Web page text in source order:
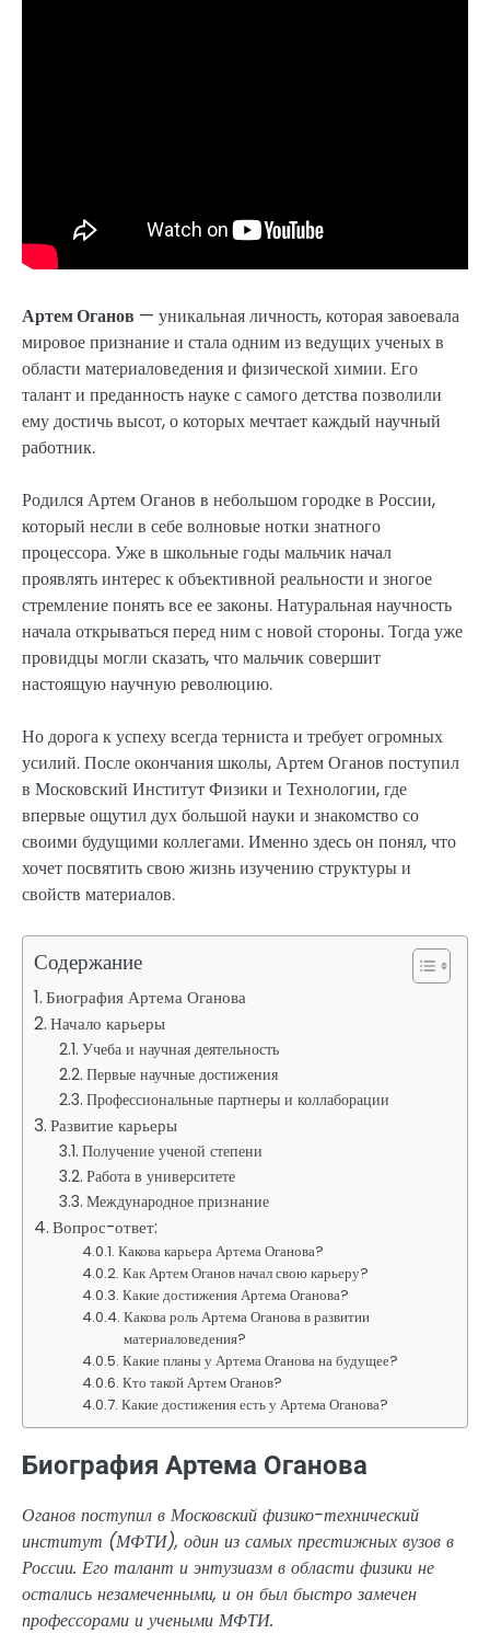
Артем Оганов — уникальная личность, которая завоевала
мировое признание и стала одним из ведущих ученых в
области материаловедения и физической химии. Его
талант и преданность науке с самого детства позволили
ему достичь высот, о которых мечтает каждый научный
работник.
Родился Артем Оганов в небольшом городке в России,
который несли в себе волновые нотки знатного
процессора. Уже в школьные годы мальчик начал
проявлять интерес к объективной реальности и зногое
стремление понять все ее законы. Натуральная научность
начала открываться перед ним с новой стороны. Тогда уже
провидцы могли сказать, что мальчик совершит
настоящую научную революцию.
Но дорога к успеху всегда терниста и требует огромных
усилий. После окончания школы, Артем Оганов поступил
в Московский Институт Физики и Технологии, где
впервые ощутил дух большой науки и знакомство со
своими будущими коллегами. Именно здесь он понял, что
хочет посвятить свою жизнь изучению структуры и
свойств материалов.
Содержание
Биография Артема Оганова
Начало карьеры
Учеба и научная деятельность
Первые научные достижения
Профессиональные партнеры и коллаборации
Развитие карьеры
Получение ученой степени
Работа в университете
Международное признание
Вопрос-ответ:
Какова карьера Артема Оганова?
Как Артем Оганов начал свою карьеру?
Какие достижения Артема Оганова?
Какова роль Артема Оганова в развитии
материаловедения?
Какие планы у Артема Оганова на будущее?
Кто такой Артем Оганов?
Какие достижения есть у Артема Оганова?
Биография Артема Оганова
Оганов поступил в Московский физико-технический
институт (МФТИ), один из самых престижных вузов в
России. Его талант и энтузиазм в области физики не
остались незамеченными, и он был быстро замечен
профессорами и учеными МФТИ.